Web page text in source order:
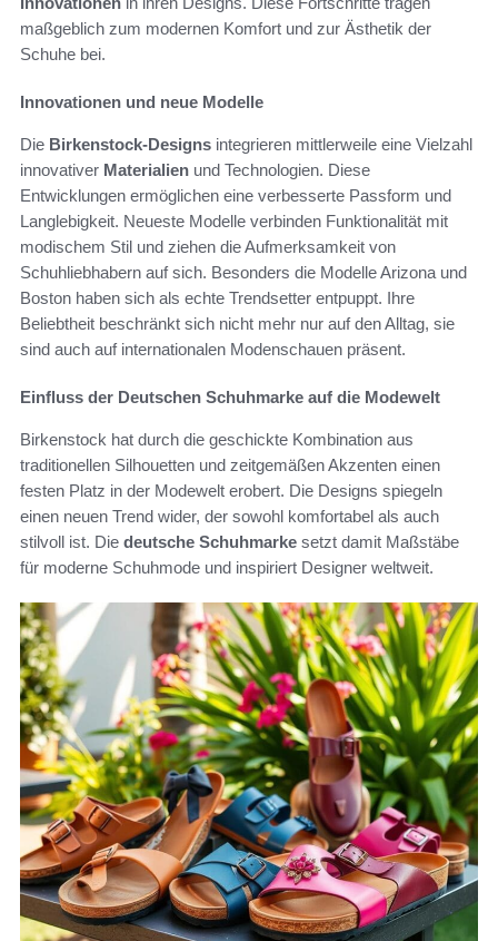
maßgeblich zum modernen Komfort und zur Ästhetik der
Schuhe bei.
Innovationen und neue Modelle
Die Birkenstock-Designs integrieren mittlerweile eine Vielzahl
innovativer Materialien und Technologien. Diese
Entwicklungen ermöglichen eine verbesserte Passform und
Langlebigkeit. Neueste Modelle verbinden Funktionalität mit
modischem Stil und ziehen die Aufmerksamkeit von
Schuhliebhabern auf sich. Besonders die Modelle Arizona und
Boston haben sich als echte Trendsetter entpuppt. Ihre
Beliebtheit beschränkt sich nicht mehr nur auf den Alltag, sie
sind auch auf internationalen Modenschauen präsent.
Einfluss der Deutschen Schuhmarke auf die Modewelt
Birkenstock hat durch die geschickte Kombination aus
traditionellen Silhouetten und zeitgemäßen Akzenten einen
festen Platz in der Modewelt erobert. Die Designs spiegeln
einen neuen Trend wider, der sowohl komfortabel als auch
stilvoll ist. Die deutsche Schuhmarke setzt damit Maßstäbe
für moderne Schuhmode und inspiriert Designer weltweit.